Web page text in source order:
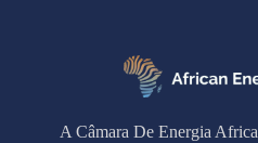
A Câmara De Energia